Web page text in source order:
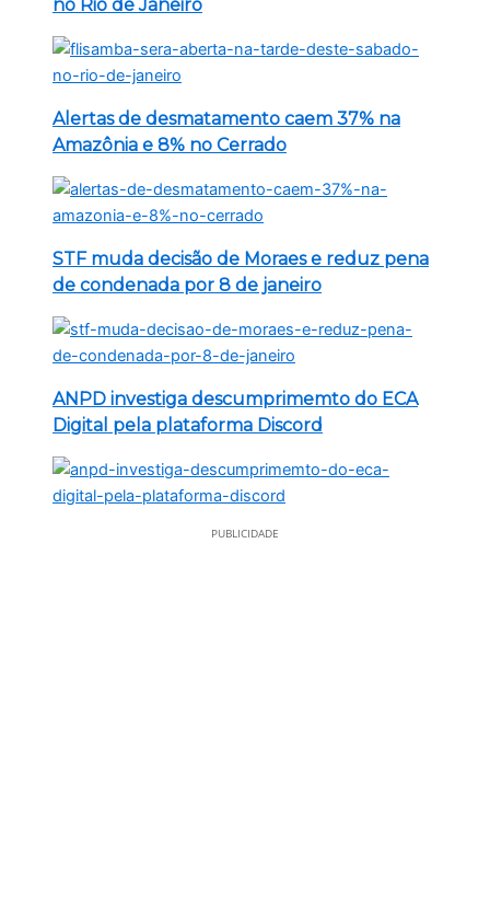
no Rio de Janeiro
Alertas de desmatamento caem 37% na
Amazônia e 8% no Cerrado
STF muda decisão de Moraes e reduz pena
de condenada por 8 de janeiro
ANPD investiga descumprimemto do ECA
Digital pela plataforma Discord
PUBLICIDADE